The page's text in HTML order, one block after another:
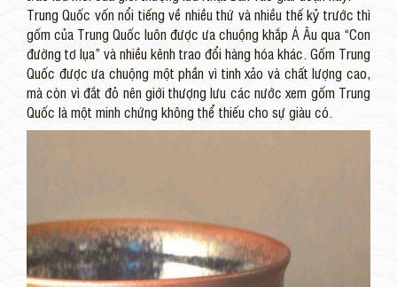
Trung Quốc vốn nổi tiếng về nhiều thứ và nhiều thế kỷ trước thì
gốm của Trung Quốc luôn được ưa chuộng khắp Á Âu qua “Con
đường tơ lụa” và nhiều kênh trao đổi hàng hóa khác. Gốm Trung
Quốc được ưa chuộng một phần vì tinh xảo và chất lượng cao,
mà còn vì đắt đỏ nên giới thượng lưu các nước xem gốm Trung
Quốc là một minh chứng không thể thiếu cho sự giàu có.